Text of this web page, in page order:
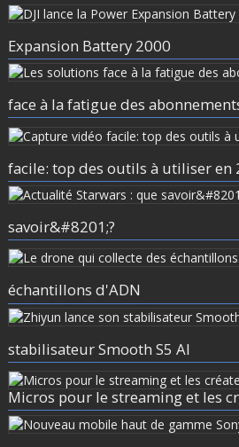
Expansion Battery 2000
face à la fatigue des
facile: top des outils à utiliser en
savoir&#8201;?
échantillons d'ADN
stabilisateur Smooth S5 AI
Micros pour le streaming et les